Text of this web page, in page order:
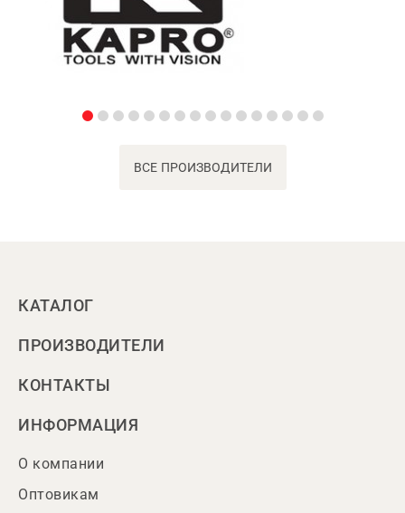
ВСЕ ПРОИЗВОДИТЕЛИ
КАТАЛОГ
ПРОИЗВОДИТЕЛИ
КОНТАКТЫ
ИНФОРМАЦИЯ
О компании
Оптовикам